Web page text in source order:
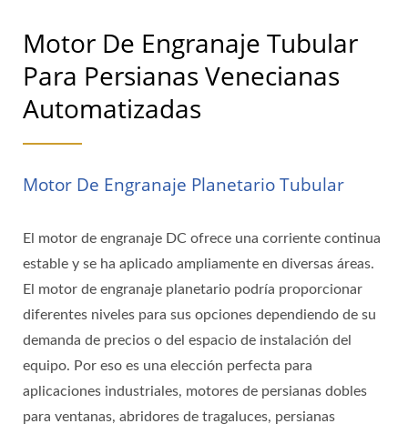
Motor De Engranaje Tubular
Para Persianas Venecianas
Automatizadas
Motor De Engranaje Planetario Tubular
El motor de engranaje DC ofrece una corriente continua
estable y se ha aplicado ampliamente en diversas áreas.
El motor de engranaje planetario podría proporcionar
diferentes niveles para sus opciones dependiendo de su
demanda de precios o del espacio de instalación del
equipo. Por eso es una elección perfecta para
aplicaciones industriales, motores de persianas dobles
para ventanas, abridores de tragaluces, persianas